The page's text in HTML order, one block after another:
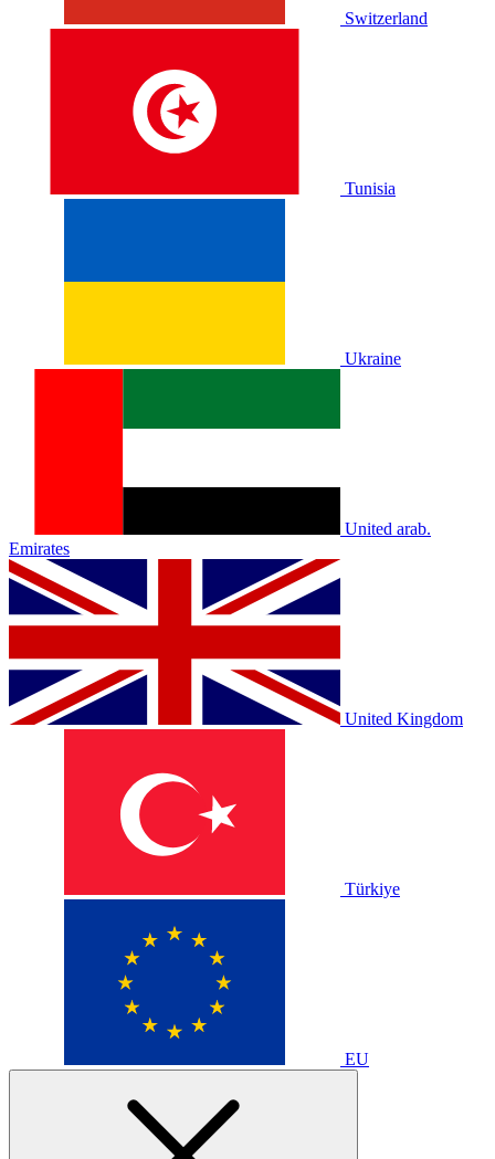
Switzerland
Tunisia
Ukraine
United arab.
Emirates
United Kingdom
Türkiye
EU